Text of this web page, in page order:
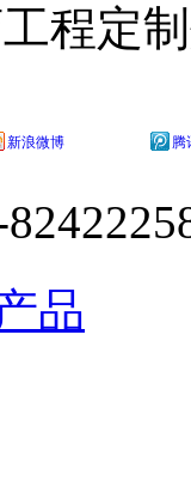
程定
新浪微博 腾
品